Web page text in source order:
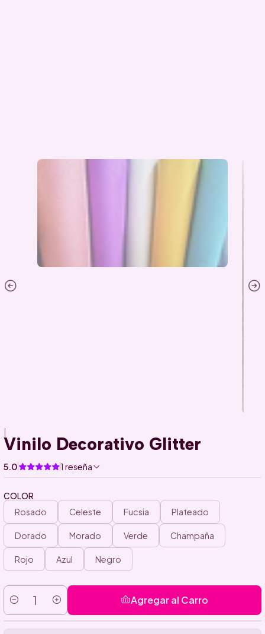
Vinilo Decorativo Glitter
5.0 1 reseña
COLOR
Rosado Celeste Fucsia Plateado
Dorado Morado Verde Champaña
Rojo Azul Negro
Cantidad
Agregar al Carro